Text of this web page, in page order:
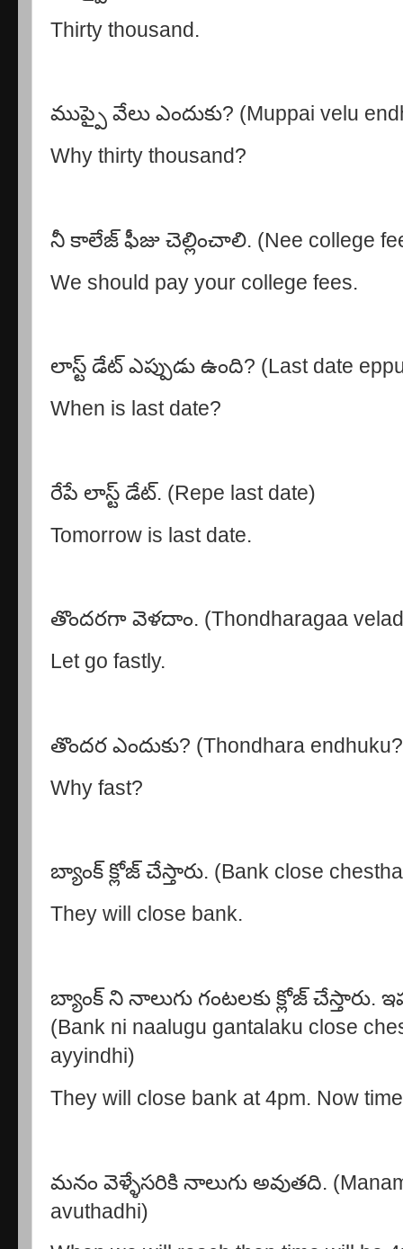
Thirty thousand.
ముప్పై వేలు ఎందుకు? (Muppai velu
Why thirty thousand?
నీ కాలేజ్ ఫీజు చెల్లించాలి. (Nee college
We should pay your college fees.
లాస్ట్ డేట్ ఎప్పుడు ఉంది? (Last date
When is last date?
రేపే లాస్ట్ డేట్. (Repe last date)
Tomorrow is last date.
తొందరగా వెళదాం. (Thondharagaa
Let go fastly.
తొందర ఎందుకు? (Thondhara
Why fast?
బ్యాంక్ క్లోజ్ చేస్తారు. (Bank close
They will close bank.
బ్యాంక్ ని నాలుగు గంటలకు క్లోజ్ చేస్తారు.
(Bank ni naalugu gantalaku close
ayyindhi)
They will close bank at 4pm. Now
మనం వెళ్ళేసరికి నాలుగు అవుతది.
avuthadhi)